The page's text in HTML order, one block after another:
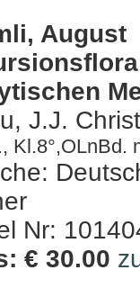
August
J.J.
Kl.8°,OLnBd.
Nr:
€ 30.00